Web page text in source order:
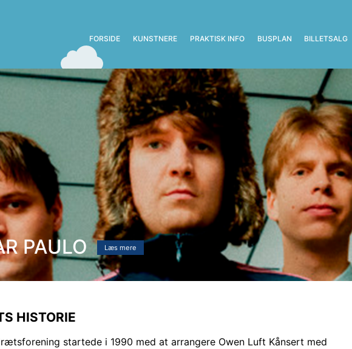
FORSIDE (CURRENT)
KUNSTNERE PRAKTISK INFO BUSPLAN BILLETSALG
KJÆR & FEEL GOOD BAND Læs mere
HISTORIE
startede i 1990 med at arrangere Owen Luft Kånsert med